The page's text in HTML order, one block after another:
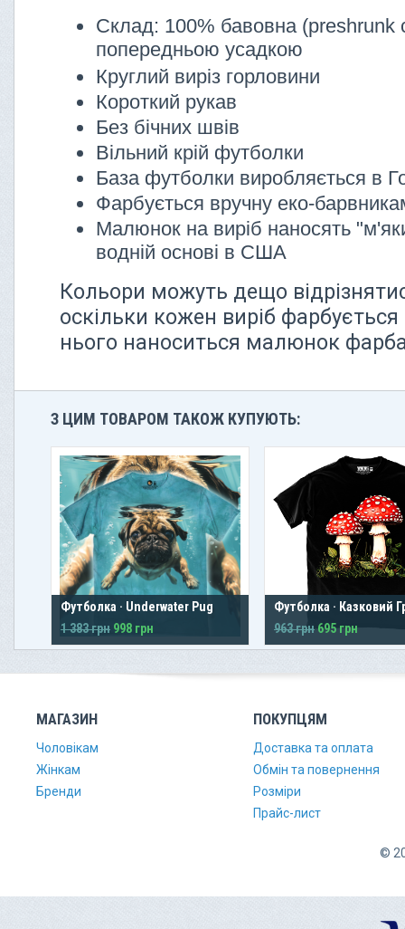
Склад: 100% бавовна (preshrunk
попередньою усадкою
Круглий виріз горловини
Короткий рукав
Без бічних швів
Вільний крій футболки
База футболки виробляється в
Фарбується вручну еко-
Малюнок на виріб наносять
водній основі в США
Кольори можуть дещо
оскільки кожен виріб фарбується
нього наноситься малюнок
З ЦИМ ТОВАРОМ ТАКОЖ КУПУЮТЬ:
Футболка · Underwater Pug
1 383 грн 998 грн
Футболка · Казковий
963 грн 695 грн
МАГАЗИН
Чоловікам
Жінкам
Бренди
ПОКУПЦЯМ
Доставка та оплата
Обмін та повернення
Розміри
Прайс-лист
©